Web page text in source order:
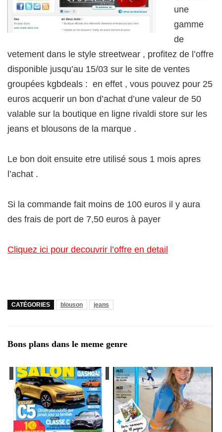
une
gamme
de
vetement dans le style streetwear , profitez de l’offre
disponible jusqu’au 15/03 sur le site de ventes
groupées kgbdeals : en effet , vous pouvez pour 25
euros acquerir un bon d’achat d’une valeur de 50
valable sur la boutique en ligne rivaldi store sur les
jeans et blousons de la marque .
Le bon doit ensuite etre utilisé sous 1 mois apres
l’achat .
Si la commande fait moins de 100 euros il y aura
des frais de port de 7,50 euros à payer
Cliquez ici pour decouvrir l’offre en detail
CATÉGORIES blouson jeans
Bons plans dans le meme genre